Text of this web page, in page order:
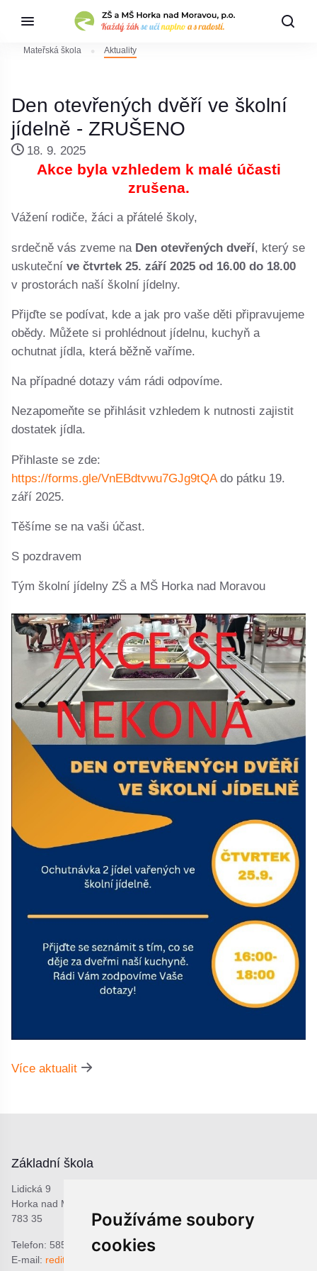
Používáme soubory
cookies
Mateřská škola Aktuality
Den otevřených dvěří ve školní
jídelně - ZRUŠENO
18. 9. 2025
Akce byla vzhledem k malé účasti
zrušena.
Vážení rodiče, žáci a přátelé školy,
srdečně vás zveme na Den otevřených dveří, který se
uskutečníve čtvrtek 25. září 2025 od 16.00 do 18.00
v prostorách naší školní jídelny.
Přijďte se podívat, kde a jak pro vaše děti připravujeme
obědy. Můžete si prohlédnout jídelnu, kuchyň a
ochutnat jídla, která běžně vaříme.
Na případné dotazy vám rádi odpovíme.
Nezapomeňte se přihlásit vzhledem k nutnosti zajistit
dostatek jídla.
Přihlaste se zde:
https://forms.gle/VnEBdtvwu7GJg9tQAdo pátku 19.
září 2025.
Těšíme se na vaši účast.
S pozdravem
Tým školní jídelny ZŠ a MŠ Horka nad Moravou
Více aktualit
Základní škola
Lidická 9
Horka nad Moravou
783 35
Telefon: 585 378 047
E-mail: reditel@zshorka.cz